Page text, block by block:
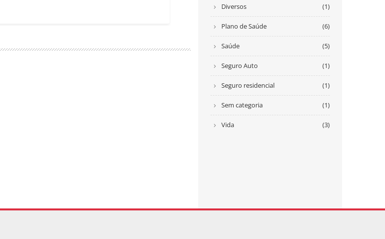
Diversos (1)
Plano de Saúde (6)
Saúde (5)
Seguro Auto (1)
Seguro residencial (1)
Sem categoria (1)
Vida (3)